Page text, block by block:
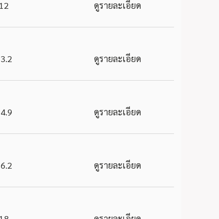
12 ดูรายละเอียด
ดูรายละเอียด
ดูรายละเอียด
ดูรายละเอียด